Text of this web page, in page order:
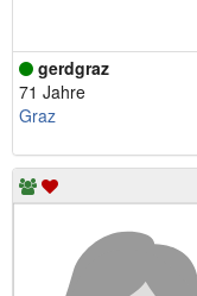
gerdgraz
71 Jahre
Graz